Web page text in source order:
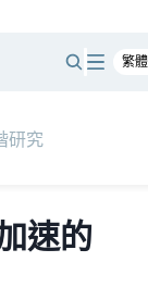
研究
速的